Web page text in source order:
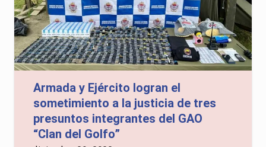
Armada y Ejército logran el
sometimiento a la justicia de tres
presuntos integrantes del GAO
“Clan del Golfo”